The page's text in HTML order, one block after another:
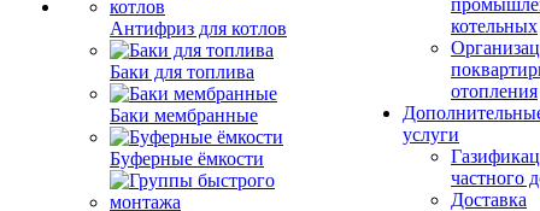
Антифриз для котлов
Баки для топлива
Баки мембранные
Буферные ёмкости
котельных
отопления
услуги
частного
Доставка